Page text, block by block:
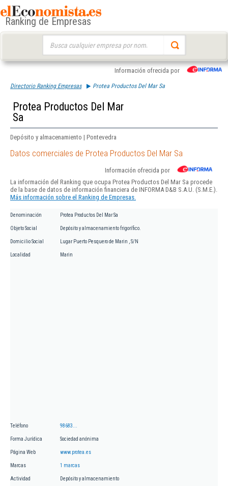
Ranking de Empresas
Información ofrecida por
Directorio Ranking Empresas Protea Productos Del Mar Sa
Protea Productos Del Mar
Sa
Depósito y almacenamiento | Pontevedra
Datos comerciales de Protea Productos Del Mar Sa
Información ofrecida por
La información del Ranking que ocupa Protea Productos Del Mar Sa procede
de la base de datos de información financiera de INFORMA D&B S.A.U. (S.M.E.).
Más información sobre el Ranking de Empresas.
Denominación Protea Productos Del Mar Sa
Objeto Social Depósito y almacenamiento frigorífico.
Domicilio Social Lugar Puerto Pesquero de Marin , S/N
Localidad Marin
Teléfono 98683...
Forma Jurídica Sociedad anónima
Página Web www.protea.es
Marcas 1 marcas
Actividad Depósito y almacenamiento